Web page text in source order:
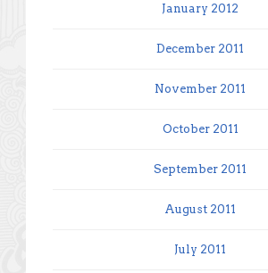
January 2012
December 2011
November 2011
October 2011
September 2011
August 2011
July 2011